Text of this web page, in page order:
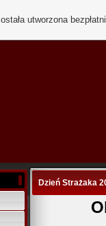
Dzień Strażaka
utworzona